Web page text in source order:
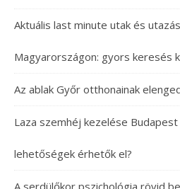
Aktuális last minute utak és
Magyarországon: gyors keresés
Az ablak Győr otthonainak
Laza szemhéj kezelése
lehetőségek érhetők el?
A serdülőkor pszichológia rövid